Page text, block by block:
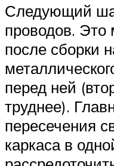
Следующий
проводов. Это
после сборки
перед ней
труднее).
пересечения
каркаса в